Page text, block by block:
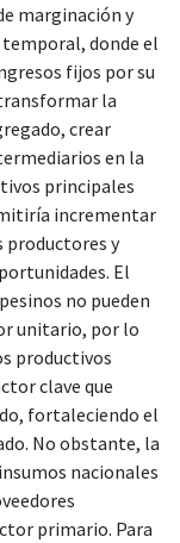
marginación y
donde el
fijos por su
la
crear
en la
principales
incrementar
productores y
El
no pueden
unitario, por lo
productivos
clave que
fortaleciendo el
No obstante, la
nacionales
primario. Para